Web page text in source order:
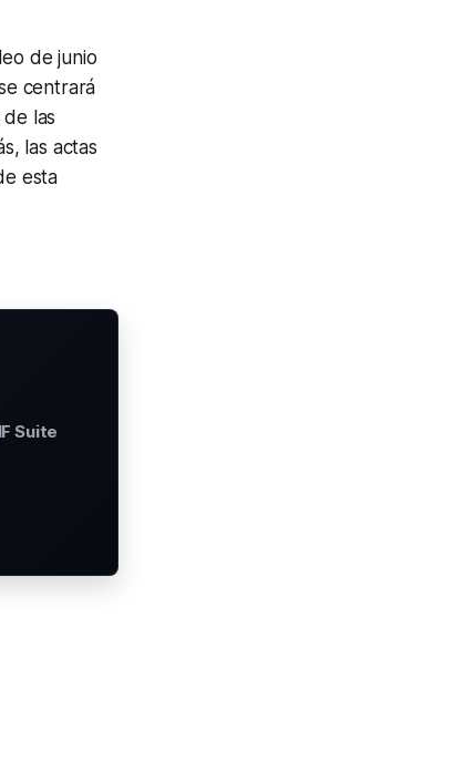
de junio
centrará
las
las actas
esta
Suite